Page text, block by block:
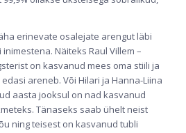
erinevate osalejate arengut läbi
Näiteks Raul Villem –
on kasvanud mees oma stiili ja
areneb. Või Hilari ja Hanna-Liina
aasta jooksul on nad kasvanud
Tänaseks saab ühelt neist
ning teisest on kasvanud tubli